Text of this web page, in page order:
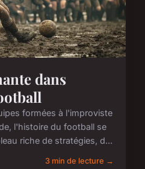
dans
formées à l'improviste
l'histoire du football se
riche de stratégies, d...
3 min de lecture →